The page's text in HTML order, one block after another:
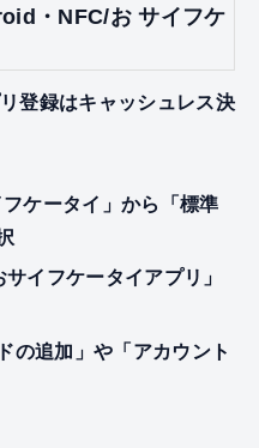
・NFC/お サイフケ
登録はキャッシュレス決
ケータイ」から「標準
イフケータイアプリ」
の追加」や「アカウント